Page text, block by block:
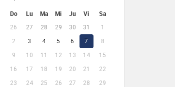
Do Lu Ma Mi Ju Vi Sa
26 27 28 29 30 31
1
2
3 4 5 6 7
8
9
10 11 12 13 14
15
16
17 18 19 20 21
22
23
24 25 26 27 28
29